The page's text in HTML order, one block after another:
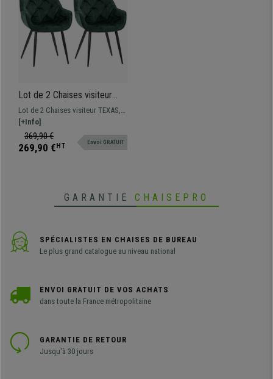
Lot de 2 Chaises visiteur
TEXAS, Design Confortable
et Elégant, Piétement
métallique, en Velours Vert
Lot de 2 Chaises visiteur TEXAS,
au design Contemporain et
Confortable. Disponible en
différentes couleurs.
[+Info]
369,90 €
269,90 € HT Envoi GRATUIT
GARANTIE CHAISEPRO
SPÉCIALISTES EN CHAISES DE BUREAU
Le plus grand catalogue au niveau national
ENVOI GRATUIT DE VOS ACHATS
dans toute la France métropolitaine
GARANTIE DE RETOUR
Jusqu'à 30 jours